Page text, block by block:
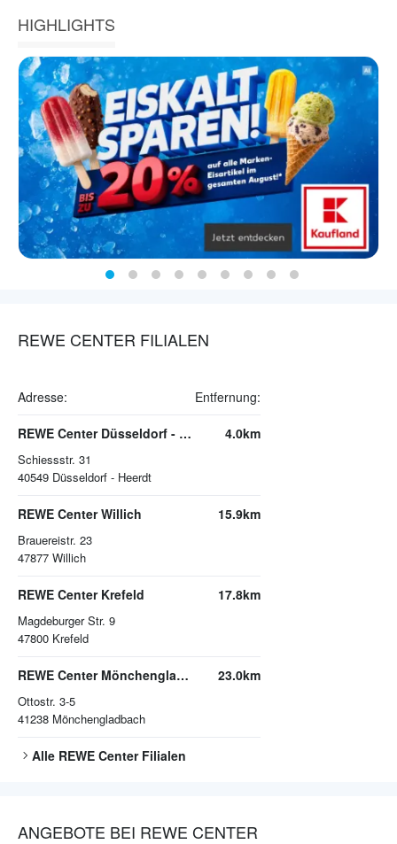
HIGHLIGHTS
REWE CENTER FILIALEN
Adresse: Entfernung:
REWE Center Düsseldorf - Heerdt
Schiessstr. 31
40549 Düsseldorf - Heerdt
4.0km
REWE Center Willich
Brauereistr. 23
47877 Willich
15.9km
REWE Center Krefeld
Magdeburger Str. 9
47800 Krefeld
17.8km
REWE Center Mönchengladbach
Ottostr. 3-5
41238 Mönchengladbach
23.0km
Alle REWE CenterFilialen
ANGEBOTE BEI REWE CENTER